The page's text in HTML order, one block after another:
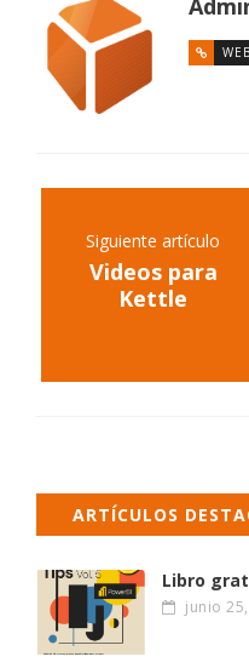
Siguiente artículo
Videos para
Kettle
ARTÍCULOS
Libro
junio